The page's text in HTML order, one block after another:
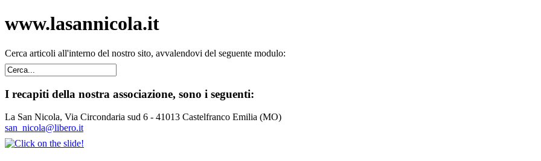
www.lasannicola.it
Cerca articoli all'interno del nostro sito, avvalendovi del seguente modulo:
I recapiti della nostra associazione, sono i seguenti:
La San Nicola, Via Circondaria sud 6 - 41013 Castelfranco Emilia (MO)
san_nicola@libero.it